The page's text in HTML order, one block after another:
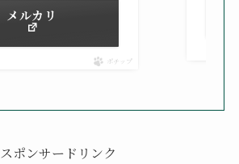
メルカリ
ポチップ
スポンサードリンク